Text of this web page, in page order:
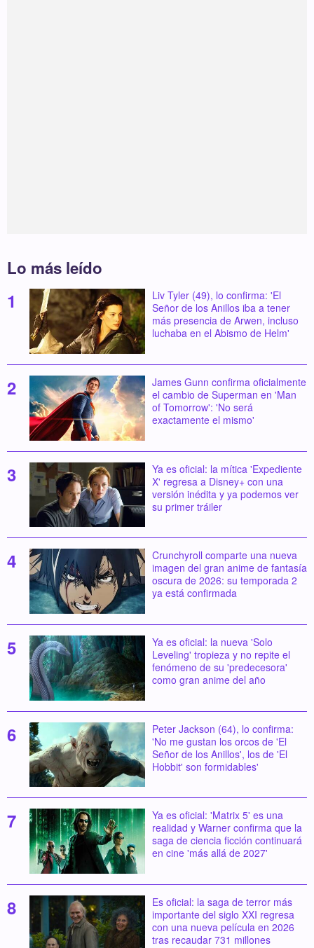
Lo más leído
Liv Tyler (49), lo confirma: 'El
Señor de los Anillos iba a tener
más presencia de Arwen, incluso
luchaba en el Abismo de Helm'
James Gunn confirma oficialmente
el cambio de Superman en 'Man
of Tomorrow': 'No será
exactamente el mismo'
Ya es oficial: la mítica 'Expediente
X' regresa a Disney+ con una
versión inédita y ya podemos ver
su primer tráiler
Crunchyroll comparte una nueva
imagen del gran anime de fantasía
oscura de 2026: su temporada 2
ya está confirmada
Ya es oficial: la nueva 'Solo
Leveling' tropieza y no repite el
fenómeno de su 'predecesora'
como gran anime del año
Peter Jackson (64), lo confirma:
'No me gustan los orcos de 'El
Señor de los Anillos', los de 'El
Hobbit' son formidables'
Ya es oficial: 'Matrix 5' es una
realidad y Warner confirma que la
saga de ciencia ficción continuará
en cine 'más allá de 2027'
Es oficial: la saga de terror más
importante del siglo XXI regresa
con una nueva película en 2026
tras recaudar 731 millones